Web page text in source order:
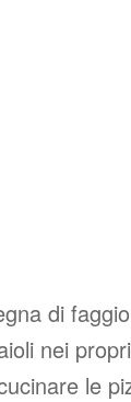
di
nei
le